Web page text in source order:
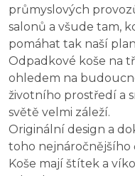
průmyslových
salonů a všude tam,
pomáhat tak naší
Odpadkové koše na
ohledem na
životního prostředí a
světě velmi záleží.
Originální design a
toho nejnáročnějšího
Koše mají štítek a